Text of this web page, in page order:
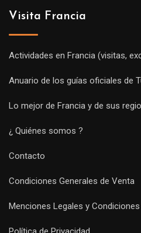
Visita Francia
Actividades en Francia (visitas,
Anuario de los guías oficiales de
Lo mejor de Francia y de sus
¿ Quiénes somos ?
Contacto
Condiciones Generales de Venta
Menciones Legales y